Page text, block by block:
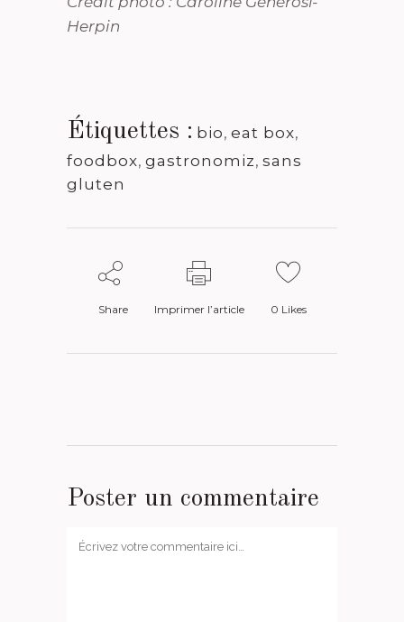
Herpin
Étiquettes : bio, eat box,
foodbox, gastronomiz, sans
gluten
Share Imprimer l’article 0 Likes
Poster un commentaire